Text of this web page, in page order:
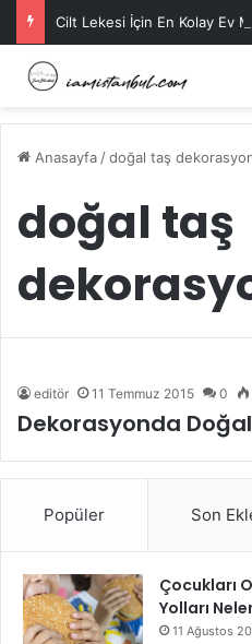
Cilt Lekesi İçin En Kolay Ev
Anasayfa /doğal taş
doğal taş
editör 11 Temmuz 2015 0
Dekorasyonda
Popüler Son
Çocukları
Yolları
11 Ağustos